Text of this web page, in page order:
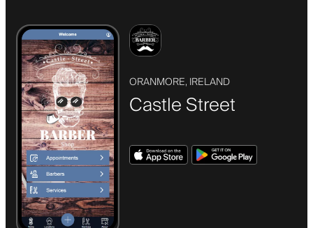
ORANMORE, IRELAND
Castle Street